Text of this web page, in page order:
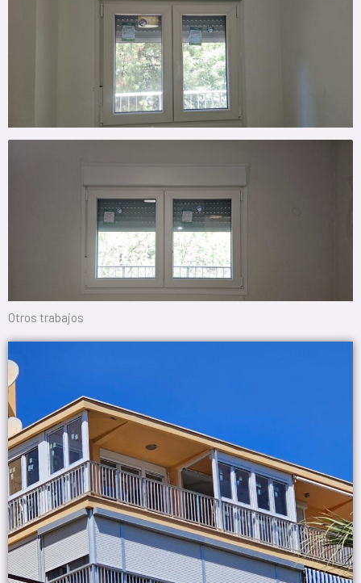
Otros trabajos